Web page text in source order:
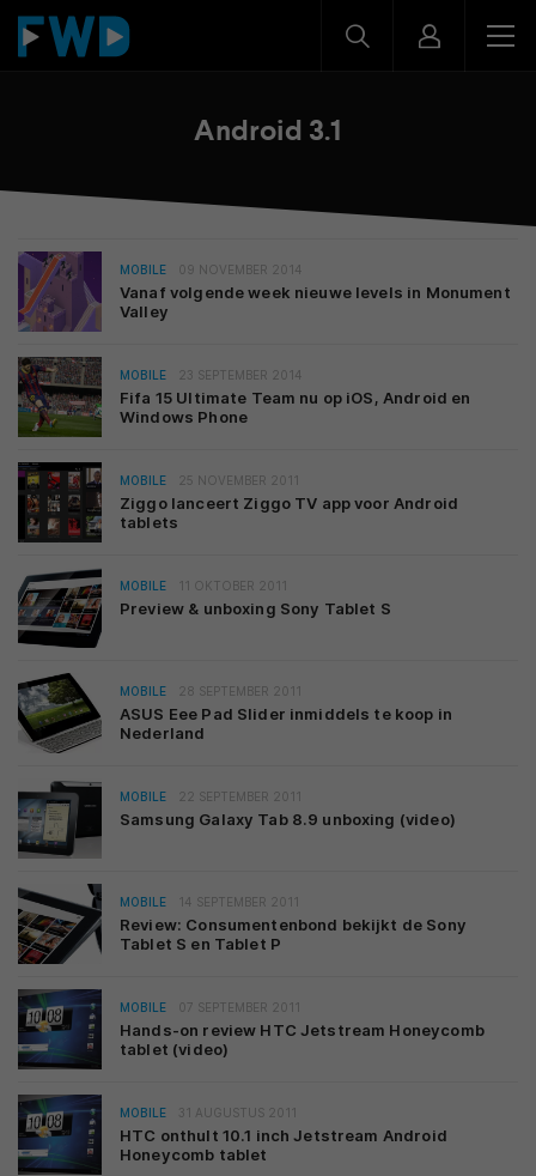
Android 3.1
MOBILE 09 NOVEMBER 2014
Vanaf volgende week nieuwe levels in Monument
Valley
MOBILE 23 SEPTEMBER 2014
Fifa 15 Ultimate Team nu op iOS, Android en
Windows Phone
MOBILE 25 NOVEMBER 2011
Ziggo lanceert Ziggo TV app voor Android
tablets
MOBILE 11 OKTOBER 2011
Preview & unboxing Sony Tablet S
MOBILE 28 SEPTEMBER 2011
ASUS Eee Pad Slider inmiddels te koop in
Nederland
MOBILE 22 SEPTEMBER 2011
Samsung Galaxy Tab 8.9 unboxing (video)
MOBILE 14 SEPTEMBER 2011
Review: Consumentenbond bekijkt de Sony
Tablet S en Tablet P
MOBILE 07 SEPTEMBER 2011
Hands-on review HTC Jetstream Honeycomb
tablet (video)
MOBILE 31 AUGUSTUS 2011
HTC onthult 10.1 inch Jetstream Android
Honeycomb tablet